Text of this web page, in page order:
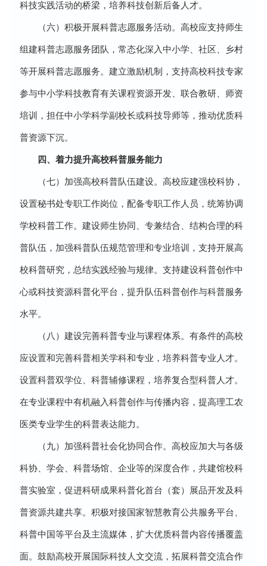
科技实践活动的桥梁，培养科技创新后备人才。
（六）积极开展科普志愿服务活动。高校应支持师生
组建科普志愿服务团队，常态化深入中小学、社区、乡村
等开展科普志愿服务。建立激励机制，支持高校科技专家
参与中小学科技教育有关课程资源开发、联合教研、师资
培训，担任中小学科学副校长或科技导师等，推动优质科
普资源下沉。
四、着力提升高校科普服务能力
（七）加强高校科普队伍建设。高校应建强校科协，
设置秘书处专职工作岗位，配备专职工作人员，统筹协调
学校科普工作。建设师生协同、专兼结合、结构合理的科
普队伍，加强科普队伍规范管理和专业培训，支持开展高
校科普研究，总结实践经验与规律。支持建设科普创作中
心或科技资源科普化平台，提升队伍科普创作与科普服务
水平。
（八）建设完善科普专业与课程体系。有条件的高校
应设置和完善科普相关学科和专业，培养科普专业人才。
设置科普双学位、科普辅修课程，培养复合型科普人才。
在专业课程中有机融入科普创作与传播内容，提高理工农
医类专业学生的科普表达能力。
（九）加强科普社会化协同合作。高校应加大与各级
科协、学会、科普场馆、企业等的深度合作，共建馆校科
普实验室，促进科研成果科普化首台（套）展品开发及科
普资源共建共享。积极对接国家智慧教育公共服务平台、
科普中国等平台及主流媒体，扩大优质科普内容传播覆盖
面。鼓励高校开展国际科技人文交流，拓展科普交流合作